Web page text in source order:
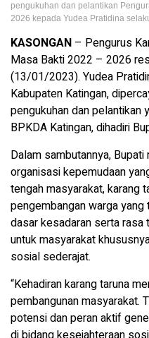
pengukuhan dan pelantikan
2026 kepada Yudea Pratidina
KASONGAN – Pengurus
Masa Bakti 2022 – 2026
(13/01/2023). Yudea
Kabupaten Katingan,
pengukuhan dan pelantikan
BPKDA Katingan, dihadiri
Dalam sambutannya,
organisasi kepemudaan
tengah masyarakat, karang
pengembangan warga
dasar kesadaran serta rasa
untuk masyarakat
sosial sederajat.
“Kehadiran karang taruna
pembangunan masyarakat.
potensi dan peran aktif